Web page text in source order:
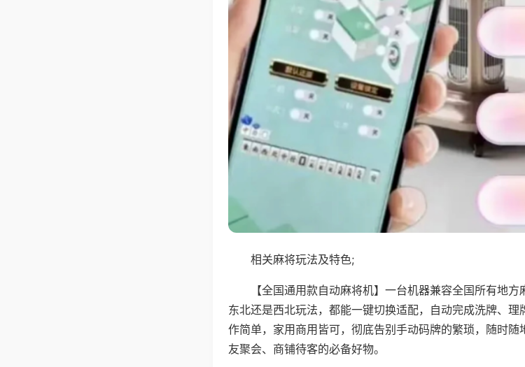
相关麻将玩法及特色;
【全国通用款自动麻将机】一台机器兼容全国所有地方
东北还是西北玩法，都能一键切换适配，自动完成洗牌、
作简单，家用商用皆可，彻底告别手动码牌的繁琐，随时
友聚会、商铺待客的必备好物。